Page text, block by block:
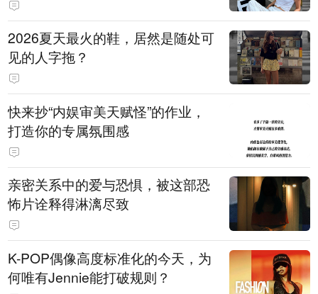
2026夏天最火的鞋，居然是随处可
见的人字拖？
快来抄“内娱审美天赋怪”的作业，
打造你的专属氛围感
亲密关系中的爱与恐惧，被这部恐
怖片诠释得淋漓尽致
K-POP偶像高度标准化的今天，为
何唯有Jennie能打破规则？